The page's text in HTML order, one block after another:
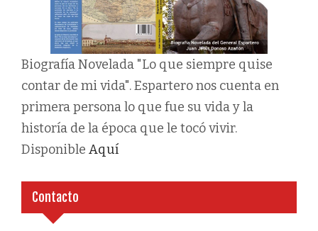
Biografía Novelada "Lo que siempre quise
contar de mi vida". Espartero nos cuenta en
primera persona lo que fue su vida y la
historía de la época que le tocó vivir.
Disponible Aquí
Contacto